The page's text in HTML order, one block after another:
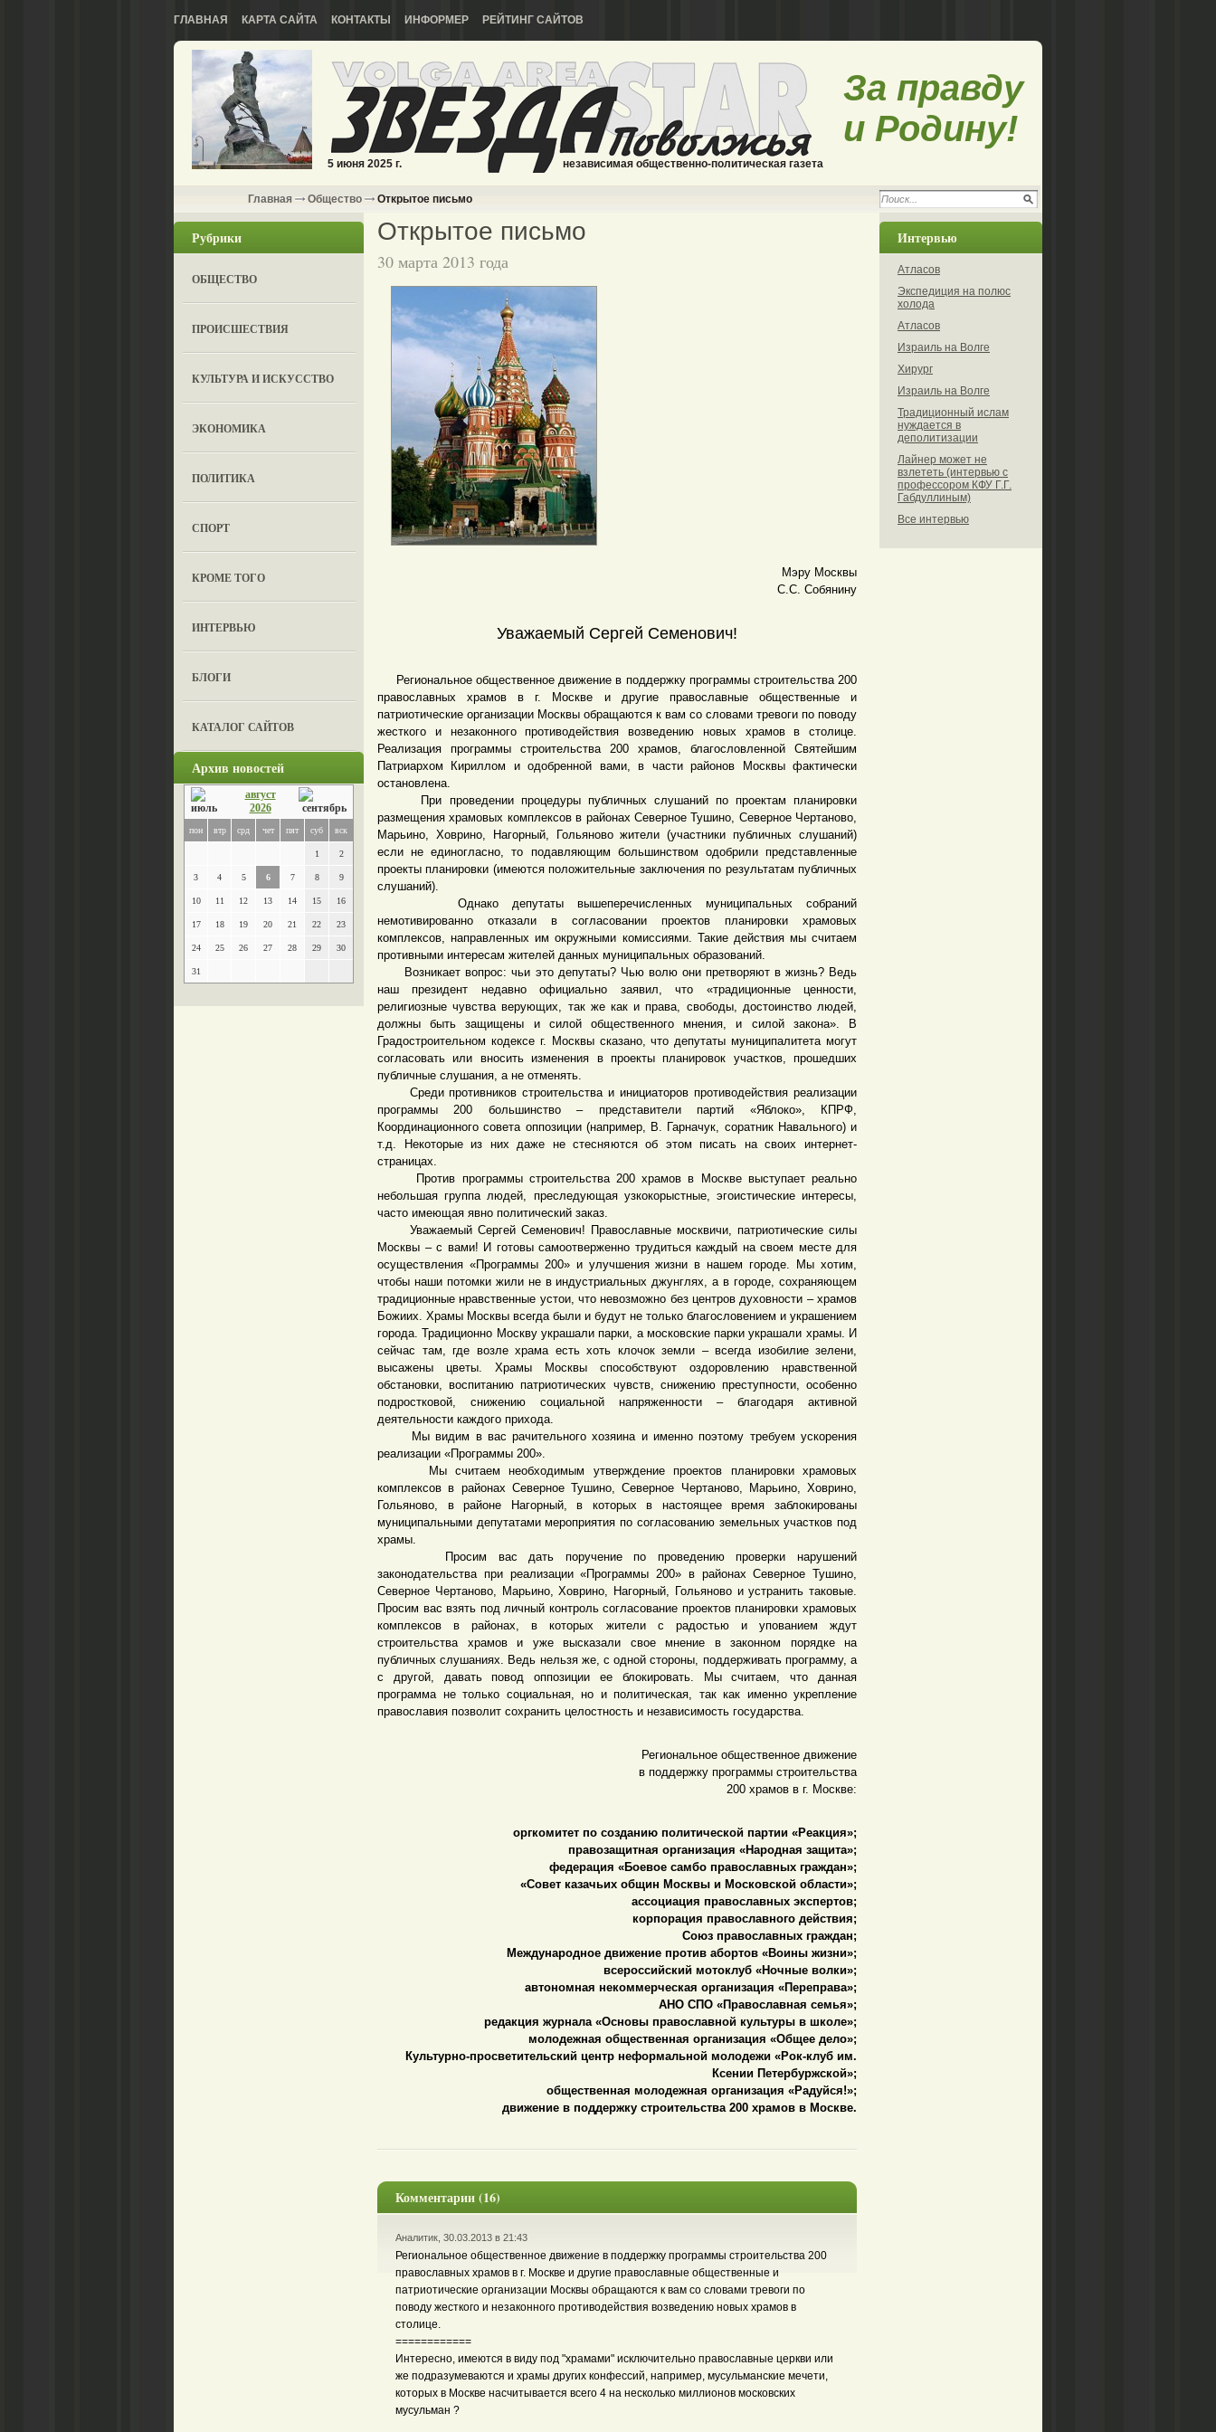
ГЛАВНАЯ КАРТА САЙТА КОНТАКТЫ ИНФОРМЕР РЕЙТИНГ САЙТОВ
5 июня 2025 г. независимая общественно-политическая газета
За правду
и Родину!
Главная Общество Открытое письмо
Рубрики
ОБЩЕСТВО
ПРОИСШЕСТВИЯ
КУЛЬТУРА И ИСКУССТВО
ЭКОНОМИКА
ПОЛИТИКА
СПОРТ
КРОМЕ ТОГО
ИНТЕРВЬЮ
БЛОГИ
КАТАЛОГ САЙТОВ
Архив новостей
август
2026
пон втр срд чет пят суб вск
1 2
3 4 5 6 7 8 9
10 11 12 13 14 15 16
17 18 19 20 21 22 23
24 25 26 27 28 29 30
31
Открытое письмо
30 марта 2013 года
Мэру Москвы
С.С. Собянину
Уважаемый Сергей Семенович!
Региональное общественное движение в поддержку программы строительства 200
православных храмов в г. Москве и другие православные общественные и
патриотические организации Москвы обращаются к вам со словами тревоги по поводу
жесткого и незаконного противодействия возведению новых храмов в столице.
Реализация программы строительства 200 храмов, благословленной Святейшим
Патриархом Кириллом и одобренной вами, в части районов Москвы фактически
остановлена.
При проведении процедуры публичных слушаний по проектам планировки
размещения храмовых комплексов в районах Северное Тушино, Северное Чертаново,
Марьино, Ховрино, Нагорный, Гольяново жители (участники публичных слушаний)
если не единогласно, то подавляющим большинством одобрили представленные
проекты планировки (имеются положительные заключения по результатам публичных
слушаний).
Однако депутаты вышеперечисленных муниципальных собраний
немотивированно отказали в согласовании проектов планировки храмовых
комплексов, направленных им окружными комиссиями. Такие действия мы считаем
противными интересам жителей данных муниципальных образований.
Возникает вопрос: чьи это депутаты? Чью волю они претворяют в жизнь? Ведь
наш президент недавно официально заявил, что «традиционные ценности,
религиозные чувства верующих, так же как и права, свободы, достоинство людей,
должны быть защищены и силой общественного мнения, и силой закона». В
Градостроительном кодексе г. Москвы сказано, что депутаты муниципалитета могут
согласовать или вносить изменения в проекты планировок участков, прошедших
публичные слушания, а не отменять.
Среди противников строительства и инициаторов противодействия реализации
программы 200 большинство – представители партий «Яблоко», КПРФ,
Координационного совета оппозиции (например, В. Гарначук, соратник Навального) и
т.д. Некоторые из них даже не стесняются об этом писать на своих интернет-
страницах.
Против программы строительства 200 храмов в Москве выступает реально
небольшая группа людей, преследующая узкокорыстные, эгоистические интересы,
часто имеющая явно политический заказ.
Уважаемый Сергей Семенович! Православные москвичи, патриотические силы
Москвы – с вами! И готовы самоотверженно трудиться каждый на своем месте для
осуществления «Программы 200» и улучшения жизни в нашем городе. Мы хотим,
чтобы наши потомки жили не в индустриальных джунглях, а в городе, сохраняющем
традиционные нравственные устои, что невозможно без центров духовности – храмов
Божиих. Храмы Москвы всегда были и будут не только благословением и украшением
города. Традиционно Москву украшали парки, а московские парки украшали храмы. И
сейчас там, где возле храма есть хоть клочок земли – всегда изобилие зелени,
высажены цветы. Храмы Москвы способствуют оздоровлению нравственной
обстановки, воспитанию патриотических чувств, снижению преступности, особенно
подростковой, снижению социальной напряженности – благодаря активной
деятельности каждого прихода.
Мы видим в вас рачительного хозяина и именно поэтому требуем ускорения
реализации «Программы 200».
Мы считаем необходимым утверждение проектов планировки храмовых
комплексов в районах Северное Тушино, Северное Чертаново, Марьино, Ховрино,
Гольяново, в районе Нагорный, в которых в настоящее время заблокированы
муниципальными депутатами мероприятия по согласованию земельных участков под
храмы.
Просим вас дать поручение по проведению проверки нарушений
законодательства при реализации «Программы 200» в районах Северное Тушино,
Северное Чертаново, Марьино, Ховрино, Нагорный, Гольяново и устранить таковые.
Просим вас взять под личный контроль согласование проектов планировки храмовых
комплексов в районах, в которых жители с радостью и упованием ждут
строительства храмов и уже высказали свое мнение в законном порядке на
публичных слушаниях. Ведь нельзя же, с одной стороны, поддерживать программу, а
с другой, давать повод оппозиции ее блокировать. Мы считаем, что данная
программа не только социальная, но и политическая, так как именно укрепление
православия позволит сохранить целостность и независимость государства.
Региональное общественное движение
в поддержку программы строительства
200 храмов в г. Москве:
оргкомитет по созданию политической партии «Реакция»;
правозащитная организация «Народная защита»;
федерация «Боевое самбо православных граждан»;
«Совет казачьих общин Москвы и Московской области»;
ассоциация православных экспертов;
корпорация православного действия;
Союз православных граждан;
Международное движение против абортов «Воины жизни»;
всероссийский мотоклуб «Ночные волки»;
автономная некоммерческая организация «Переправа»;
АНО СПО «Православная семья»;
редакция журнала «Основы православной культуры в школе»;
молодежная общественная организация «Общее дело»;
Культурно-просветительский центр неформальной молодежи «Рок-клуб им.
Ксении Петербуржской»;
общественная молодежная организация «Радуйся!»;
движение в поддержку строительства 200 храмов в Москве.
Комментарии (16)
Аналитик, 30.03.2013 в 21:43
Региональное общественное движение в поддержку программы строительства 200
православных храмов в г. Москве и другие православные общественные и
патриотические организации Москвы обращаются к вам со словами тревоги по
поводу жесткого и незаконного противодействия возведению новых храмов в
столице.
============
Интересно, имеются в виду под "храмами" исключительно православные церкви или
же подразумеваются и храмы других конфессий, например, мусульманские мечети,
которых в Москве насчитывается всего 4 на несколько миллионов московских
мусульман ?
Интервью
Атласов
Экспедиция на полюс
холода
Атласов
Израиль на Волге
Хирург
Израиль на Волге
Традиционный ислам
нуждается в
деполитизации
Лайнер может не
взлететь (интервью с
профессором КФУ Г.Г.
Габдуллиным)
Все интервью